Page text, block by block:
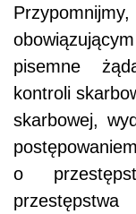
pisemne
kontroli
skarbowej,
o